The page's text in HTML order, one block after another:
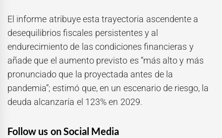
El informe atribuye esta trayectoria ascendente a
desequilibrios fiscales persistentes y al
endurecimiento de las condiciones financieras y
añade que el aumento previsto es “más alto y más
pronunciado que la proyectada antes de la
pandemia”; estimó que, en un escenario de riesgo, la
deuda alcanzaría el 123% en 2029.
Follow us on Social Media